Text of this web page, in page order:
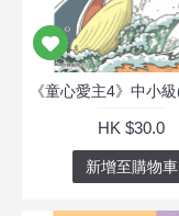
HK $30.0
新增至購物車